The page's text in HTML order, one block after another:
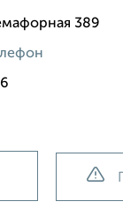
389